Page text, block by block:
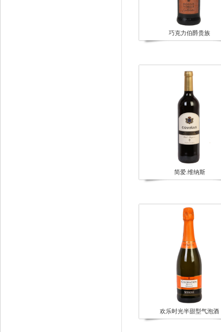
巧克力伯爵贵族
简爱.维纳斯
欢乐时光半甜型气泡酒